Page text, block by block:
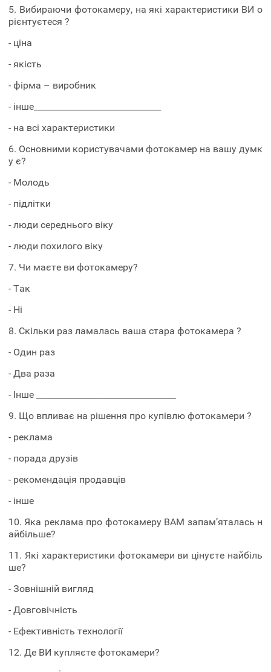
5. Вибираючи фотокамеру, на які характеристики ВИ о
рієнтуєтеся ?
- ціна
- якість
- фірма – виробник
- інше______________________________
- на всі характеристики
6. Основними користувачами фотокамер на вашу думк
у є?
- Молодь
- підлітки
- люди середнього віку
- люди похилого віку
7. Чи маєте ви фотокамеру?
- Так
- Ні
8. Скільки раз ламалась ваша стара фотокамера ?
- Один раз
- Два раза
- Інше _________________________________
9. Що впливає на рішення про купівлю фотокамери ?
- реклама
- порада друзів
- рекомендація продавців
- інше
10. Яка реклама про фотокамеру ВАМ запам’яталась н
айбільше?
11. Які характеристики фотокамери ви цінуєте найбіль
ше?
- Зовнішній вигляд
- Довговічність
- Ефективність технології
12. Де ВИ купляєте фотокамери?